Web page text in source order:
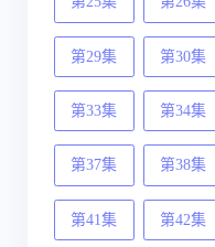
第29集 第30集
第33集 第34集
第37集 第38集
第41集 第42集